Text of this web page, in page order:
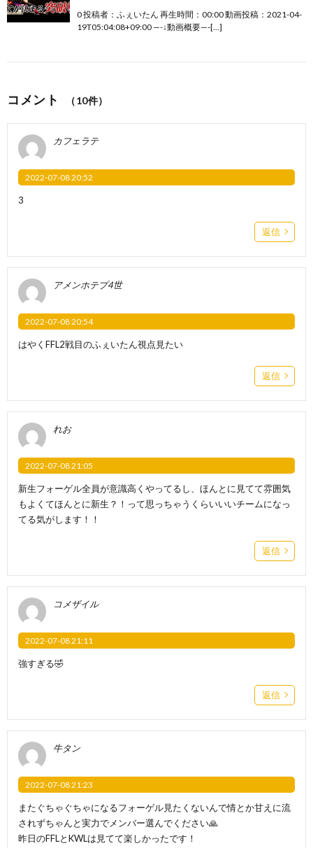
0 投稿者：ふぇいたん 再生時間：00:00 動画投稿：2021-04-
19T05:04:08+09:00 —-↓動画概要—-[…]
コメント （10件）
カフェラテ
2022-07-08 20:52
3
返信
アメンホテプ4世
2022-07-08 20:54
はやくFFL2戦目のふぇいたん視点見たい
返信
れお
2022-07-08 21:05
新生フォーゲル全員が意識高くやってるし、ほんとに見てて雰囲気
もよくてほんとに新生？！って思っちゃうくらいいいチームになっ
てる気がします！！
返信
コメザイル
2022-07-08 21:11
強すぎる🤣
返信
牛タン
2022-07-08 21:23
またぐちゃぐちゃになるフォーゲル見たくないんで情とか甘えに流
されずちゃんと実力でメンバー選んでください🙏
昨日のFFLとKWLは見てて楽しかったです！